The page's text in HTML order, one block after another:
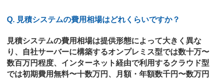
Q. 見積システムの費用相場はどれくらいですか？
見積システムの費用相場は提供形態によって大きく異な
り、自社サーバーに構築するオンプレミス型では数十万〜
数百万円程度、インターネット経由で利用するクラウド型
では初期費用無料〜十数万円、月額・年額数千円〜数万円